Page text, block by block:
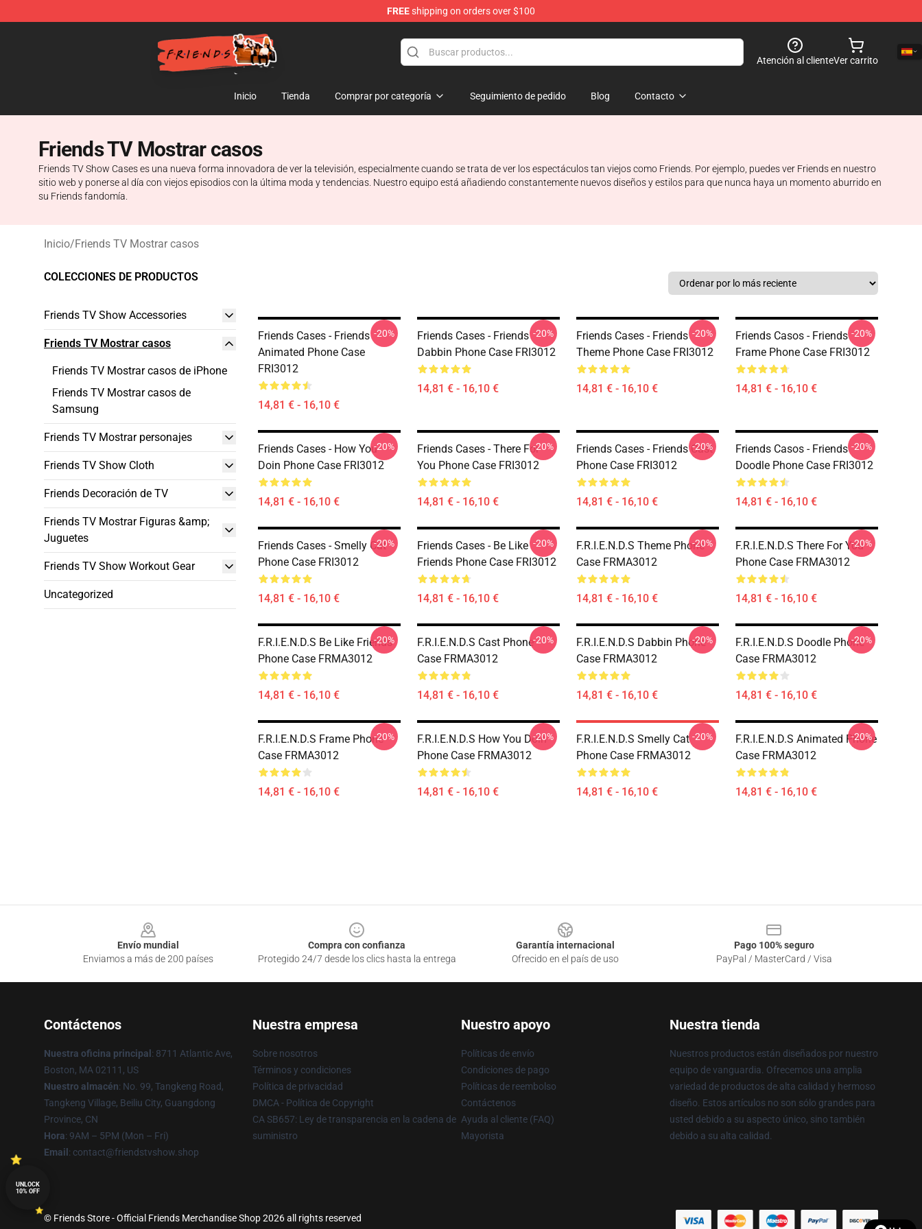
FREEshipping on orders over $100
Friends Store - Official Friends Merchandise Shop
Atención al clienteVer carrito
Inicio Tienda Comprar por categoría Seguimiento de pedido Blog Contacto
Friends TV Mostrar casos
Friends TV Show Cases es una nueva forma innovadora de ver la televisión, especialmente cuando se trata de ver los espectáculos tan viejos como Friends. Por ejemplo, puedes ver Friends en nuestro
sitio web y ponerse al día con viejos episodios con la última moda y tendencias. Nuestro equipo está añadiendo constantemente nuevos diseños y estilos para que nunca haya un momento aburrido en
su Friends fandomía.
Inicio/Friends TV Mostrar casos
COLECCIONES DE PRODUCTOS
Friends TV Show Accessories
Friends TV Mostrar casos
Friends TV Mostrar casos de iPhone
Friends TV Mostrar casos de
Samsung
Friends TV Mostrar personajes
Friends TV Show Cloth
Friends Decoración de TV
Friends TV Mostrar Figuras &amp;
Juguetes
Friends TV Show Workout Gear
Uncategorized
Friends Cases - Friends
Animated Phone Case
FRI3012
14,81 € - 16,10 €
-20%
Friends Cases - Friends
Dabbin Phone Case FRI3012
14,81 € - 16,10 €
-20%
Friends Cases - Friends
Theme Phone Case FRI3012
14,81 € - 16,10 €
-20%
Friends Casos - Friends
Frame Phone Case FRI3012
14,81 € - 16,10 €
-20%
Friends Cases - How You
Doin Phone Case FRI3012
14,81 € - 16,10 €
-20%
Friends Cases - There For
You Phone Case FRI3012
14,81 € - 16,10 €
-20%
Friends Cases - Friends Cast
Phone Case FRI3012
14,81 € - 16,10 €
-20%
Friends Casos - Friends
Doodle Phone Case FRI3012
14,81 € - 16,10 €
-20%
Friends Cases - Smelly Cat
Phone Case FRI3012
14,81 € - 16,10 €
-20%
Friends Cases - Be Like
Friends Phone Case FRI3012
14,81 € - 16,10 €
-20%
F.R.I.E.N.D.S Theme Phone
Case FRMA3012
14,81 € - 16,10 €
-20%
F.R.I.E.N.D.S There For You
Phone Case FRMA3012
14,81 € - 16,10 €
-20%
F.R.I.E.N.D.S Be Like Friends
Phone Case FRMA3012
14,81 € - 16,10 €
-20%
F.R.I.E.N.D.S Cast Phone
Case FRMA3012
14,81 € - 16,10 €
-20%
F.R.I.E.N.D.S Dabbin Phone
Case FRMA3012
14,81 € - 16,10 €
-20%
F.R.I.E.N.D.S Doodle Phone
Case FRMA3012
14,81 € - 16,10 €
-20%
F.R.I.E.N.D.S Frame Phone
Case FRMA3012
14,81 € - 16,10 €
-20%
F.R.I.E.N.D.S How You Doin
Phone Case FRMA3012
14,81 € - 16,10 €
-20%
F.R.I.E.N.D.S Smelly Cat
Phone Case FRMA3012
14,81 € - 16,10 €
-20%
F.R.I.E.N.D.S Animated Phone
Case FRMA3012
14,81 € - 16,10 €
-20%
Envío mundial
Enviamos a más de 200 países
Compra con confianza
Protegido 24/7 desde los clics hasta la entrega
Garantía internacional
Ofrecido en el país de uso
Pago 100% seguro
PayPal / MasterCard / Visa
Contáctenos
Nuestra oficina principal : 8711 Atlantic Ave,
Boston, MA 02111, US
Nuestro almacén: No. 99, Tangkeng Road,
Tangkeng Village, Beiliu City, Guangdong
Province, CN
Hora: 9AM – 5PM (Mon – Fri)
Email : contact@friendstvshow.shop
Nuestra empresa
Sobre nosotros
Términos y condiciones
Política de privacidad
DMCA - Política de Copyright
CA SB657: Ley de transparencia en la cadena de
suministro
Nuestro apoyo
Políticas de envío
Condiciones de pago
Políticas de reembolso
Contáctenos
Ayuda al cliente (FAQ)
Mayorista
Nuestra tienda
Nuestros productos están diseñados por nuestro
equipo de vanguardia. Ofrecemos una amplia
variedad de productos de alta calidad y hermoso
diseño. Estos artículos no son sólo grandes para
usted debido a su aspecto único, sino también
debido a su alta calidad.
© Friends Store - Official Friends Merchandise Shop 2026 all rights reserved
UNLOCK
10% OFF